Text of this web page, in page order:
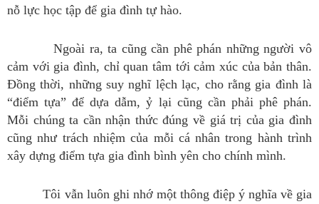
nỗ lực học tập để gia đình tự hào.
Ngoài ra, ta cũng cần phê phán những người vô
cảm với gia đình, chỉ quan tâm tới cảm xúc của bản thân.
Đồng thời, những suy nghĩ lệch lạc, cho rằng gia đình là
“điểm tựa” để dựa dẫm, ỷ lại cũng cần phải phê phán.
Mỗi chúng ta cần nhận thức đúng về giá trị của gia đình
cũng như trách nhiệm của mỗi cá nhân trong hành trình
xây dựng điểm tựa gia đình bình yên cho chính mình.
Tôi vẫn luôn ghi nhớ một thông điệp ý nghĩa về gia